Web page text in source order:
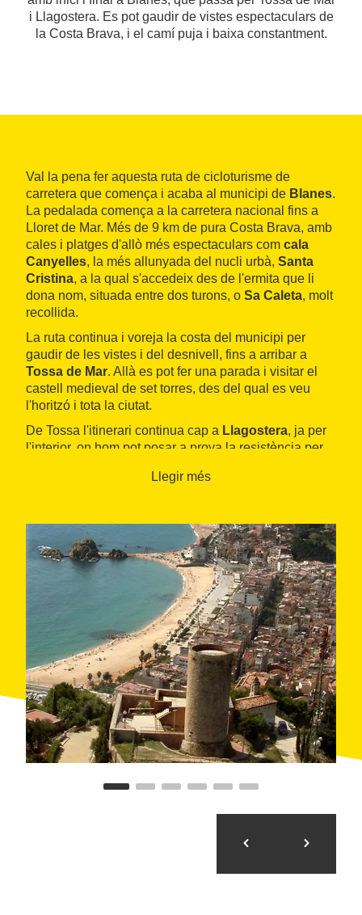
i Llagostera. Es pot gaudir de vistes espectaculars de
la Costa Brava, i el camí puja i baixa constantment.
Val la pena fer aquesta ruta de cicloturisme de
carretera que comença i acaba al municipi de Blanes.
La pedalada comença a la carretera nacional fins a
Lloret de Mar. Més de 9 km de pura Costa Brava, amb
cales i platges d'allò més espectaculars com cala
Canyelles, la més allunyada del nucli urbà, Santa
Cristina, a la qual s'accedeix des de l'ermita que li
dona nom, situada entre dos turons, o Sa Caleta, molt
recollida.
La ruta continua i voreja la costa del municipi per
gaudir de les vistes i del desnivell, fins a arribar a
Tossa de Mar. Allà es pot fer una parada i visitar el
castell medieval de set torres, des del qual es veu
l'horitzó i tota la ciutat.
De Tossa l'itinerari continua cap a Llagostera, ja per
l'interior, on hom pot posar a prova la resistència per
finalitza al municipi del Gironès. Un cop allà, es puja
Quan s'inicia el descens, la ruta es troba de nou amb
la carretera de la costa que porta a Tossa de Mar.
Aquest recorregut és molt agradable, perquè ofereix
https://www.outdooractive.com/en/route/road-
cycling/spain/blanes-tossa-llagostera-
blanes/101670262/
Llegir més